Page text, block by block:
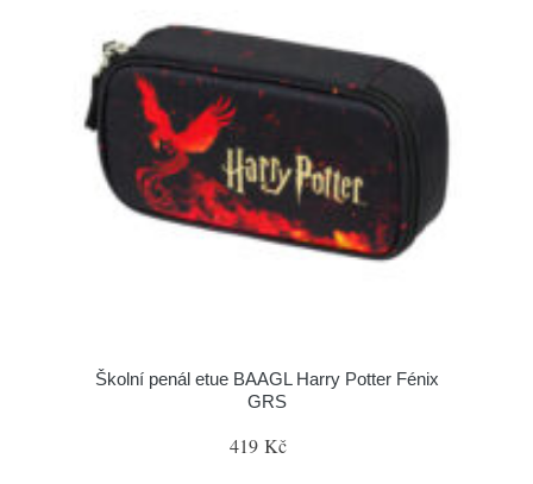
Školní penál etue BAAGL Harry Potter Fénix
GRS
419 Kč